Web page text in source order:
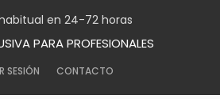
en 24-72 horas
PARA PROFESIONALES
SESIÓN CONTACTO